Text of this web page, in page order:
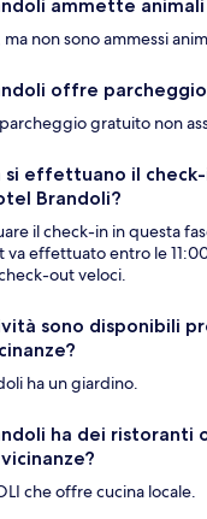
ammette
non sono ammessi
offre
gratuito non
si effettuano il
Brandoli?
il check-in in questa
va effettuato entro le
out veloci.
sono disponibili
ha un giardino.
ha dei ristoranti
che offre cucina locale.